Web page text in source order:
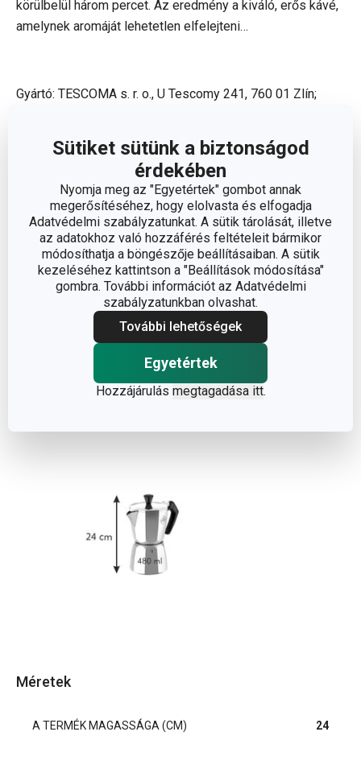
Sütiket sütünk a biztonságod
érdekében
Nyomja meg az "Egyetértek" gombot annak
megerősítéséhez, hogy elolvasta és elfogadja
Adatvédelmi szabályzatunkat. A sütik tárolását, illetve
az adatokhoz való hozzáférés feltételeit bármikor
módosíthatja a böngészője beállításaiban. A sütik
kezeléséhez kattintson a "Beállítások módosítása"
gombra. További információt az Adatvédelmi
szabályzatunkban olvashat.
További lehetőségek
Egyetértek
Hozzájárulás megtagadása itt.
körülbelül három percet. Az eredmény a kiváló, erős kávé,
amelynek aromáját lehetetlen elfelejteni…
Gyártó: TESCOMA s. r. o., U Tescomy 241, 760 01 Zlín;
Olvasson kevesebbet
Méretek
A TERMÉK MAGASSÁGA (CM) 24